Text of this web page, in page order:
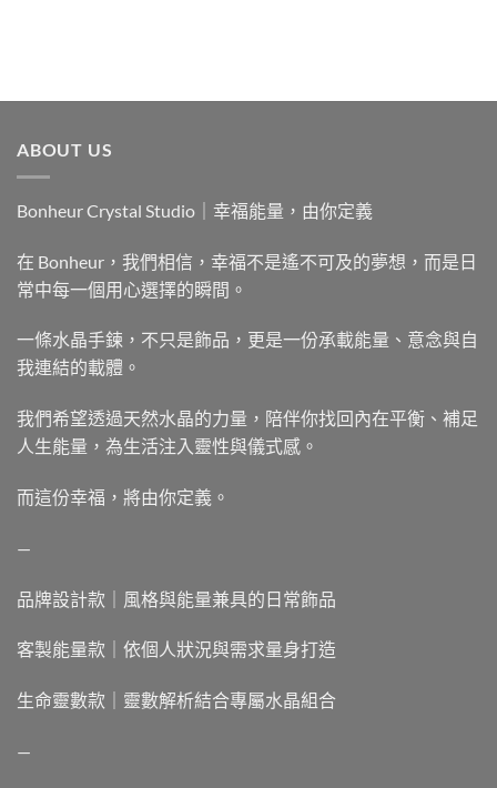
ABOUT US
Bonheur Crystal Studio｜幸福能量，由你定義
在 Bonheur，我們相信，幸福不是遙不可及的夢想，而是日
常中每一個用心選擇的瞬間。
一條水晶手鍊，不只是飾品，更是一份承載能量、意念與自
我連結的載體。
我們希望透過天然水晶的力量，陪伴你找回內在平衡、補足
人生能量，為生活注入靈性與儀式感。
而這份幸福，將由你定義。
—
品牌設計款｜風格與能量兼具的日常飾品
客製能量款｜依個人狀況與需求量身打造
生命靈數款｜靈數解析結合專屬水晶組合
—